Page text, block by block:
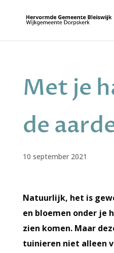
Met je
de
10 september 2021
Natuurlijk, het is
en bloemen onder je
zien komen. Maar
tuinieren niet alleen